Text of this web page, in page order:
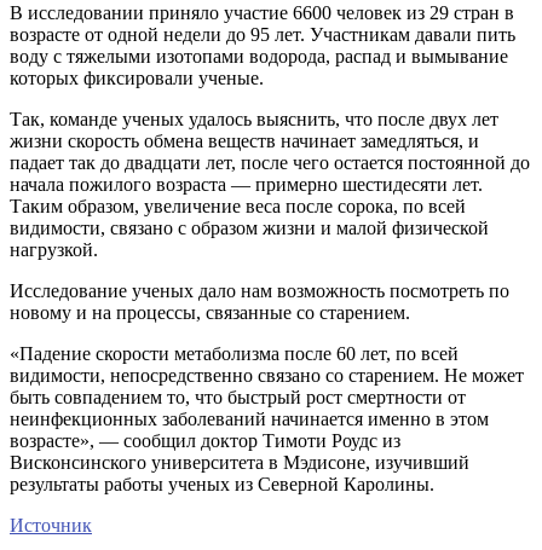
В исследовании приняло участие 6600 человек из 29 стран в
возрасте от одной недели до 95 лет. Участникам давали пить
воду с тяжелыми изотопами водорода, распад и вымывание
которых фиксировали ученые.
Так, команде ученых удалось выяснить, что после двух лет
жизни скорость обмена веществ начинает замедляться, и
падает так до двадцати лет, после чего остается постоянной до
начала пожилого возраста — примерно шестидесяти лет.
Таким образом, увеличение веса после сорока, по всей
видимости, связано с образом жизни и малой физической
нагрузкой.
Исследование ученых дало нам возможность посмотреть по
новому и на процессы, связанные со старением.
«Падение скорости метаболизма после 60 лет, по всей
видимости, непосредственно связано со старением. Не может
быть совпадением то, что быстрый рост смертности от
неинфекционных заболеваний начинается именно в этом
возрасте», — сообщил доктор Тимоти Роудс из
Висконсинского университета в Мэдисоне, изучивший
результаты работы ученых из Северной Каролины.
Источник